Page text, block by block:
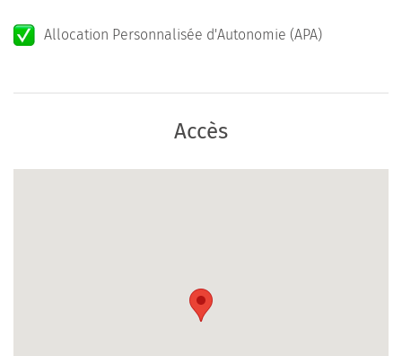
Allocation Personnalisée d'Autonomie (APA)
Accès